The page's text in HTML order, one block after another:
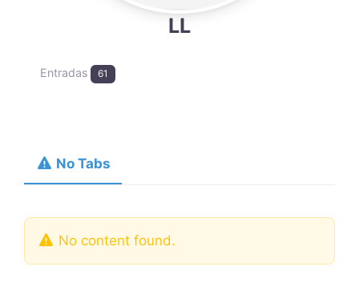
LL
Entradas 61
No Tabs
No content found.